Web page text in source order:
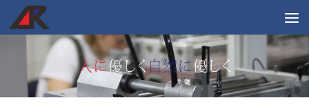
コンテンツへスキップ